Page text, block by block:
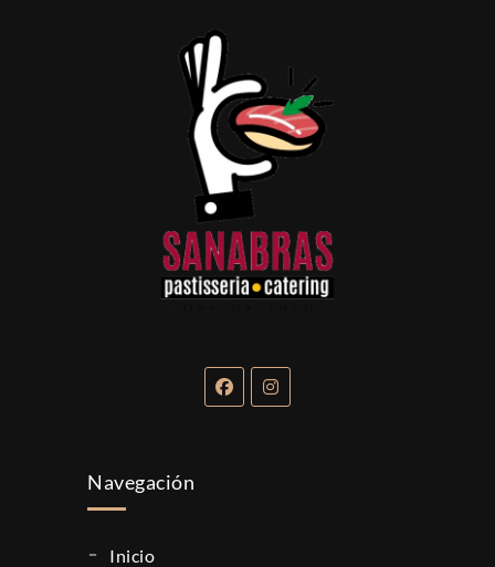
Navegación
inicio